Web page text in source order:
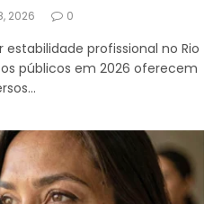
2026 0
profissional no Rio
públicos em 2026 oferecem